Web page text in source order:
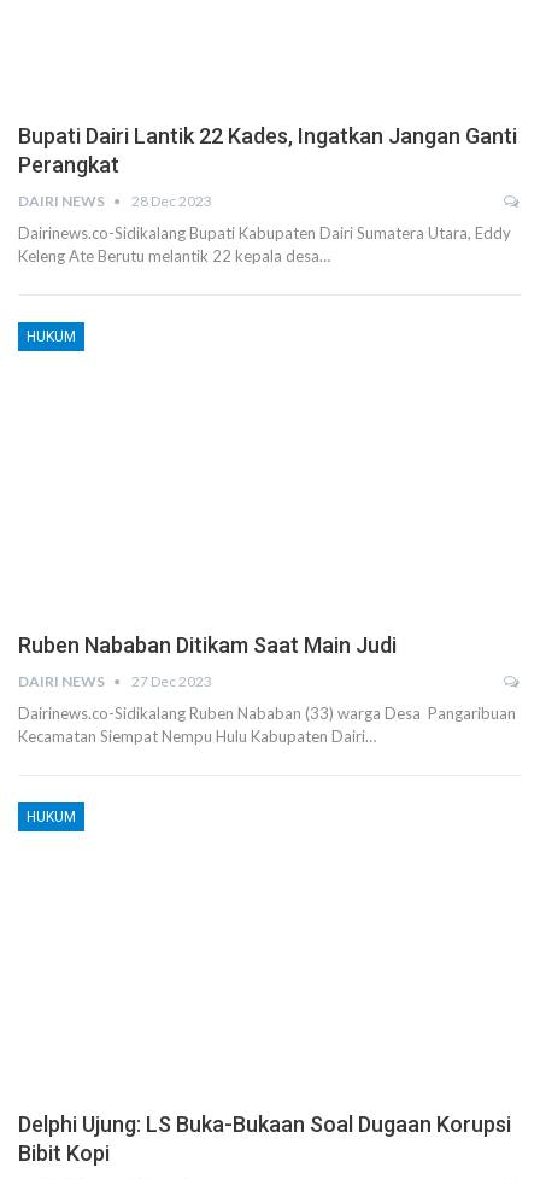
Bupati Dairi Lantik 22 Kades, Ingatkan Jangan Ganti
Perangkat
DAIRI NEWS 28 Dec 2023
Dairinews.co-Sidikalang Bupati Kabupaten Dairi Sumatera Utara, Eddy
Keleng Ate Berutu melantik 22 kepala desa…
HUKUM
Ruben Nababan Ditikam Saat Main Judi
DAIRI NEWS 27 Dec 2023
Dairinews.co-Sidikalang Ruben Nababan (33) warga Desa Pangaribuan
Kecamatan Siempat Nempu Hulu Kabupaten Dairi…
HUKUM
Delphi Ujung: LS Buka-Bukaan Soal Dugaan Korupsi
Bibit Kopi